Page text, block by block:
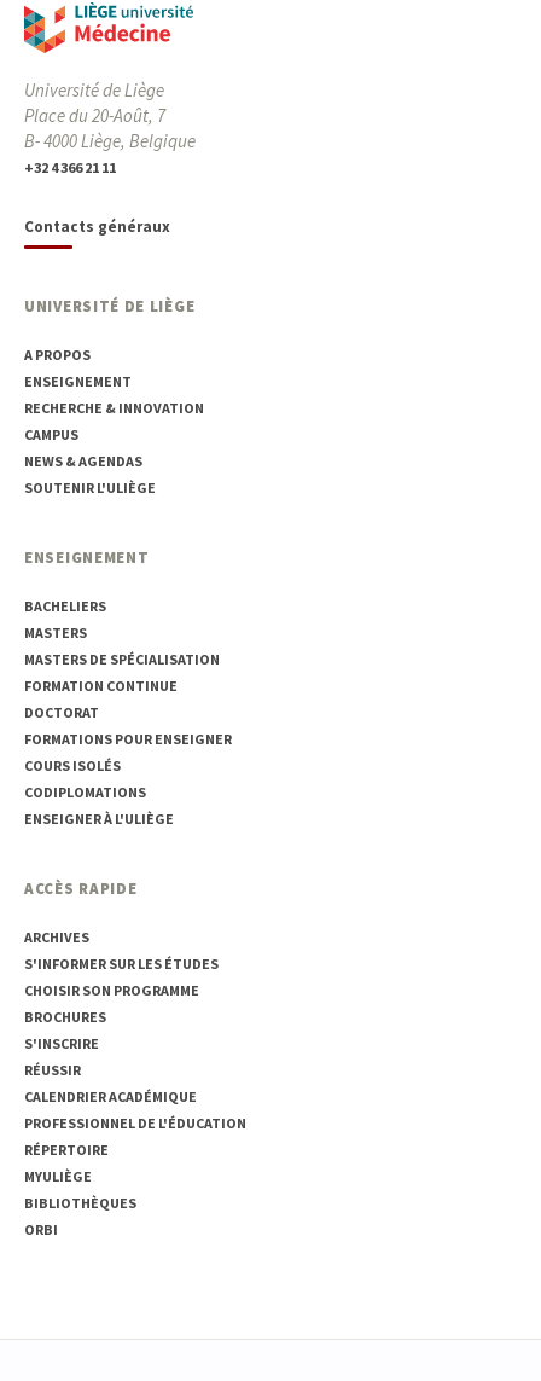
Université de Liège
Place du 20-Août, 7
B- 4000 Liège, Belgique
+32 4 366 21 11
Contacts généraux
UNIVERSITÉ DE LIÈGE
A PROPOS
ENSEIGNEMENT
RECHERCHE & INNOVATION
CAMPUS
NEWS & AGENDAS
SOUTENIR L'ULIÈGE
ENSEIGNEMENT
BACHELIERS
MASTERS
MASTERS DE SPÉCIALISATION
FORMATION CONTINUE
DOCTORAT
FORMATIONS POUR ENSEIGNER
COURS ISOLÉS
CODIPLOMATIONS
ENSEIGNER À L'ULIÈGE
ACCÈS RAPIDE
ARCHIVES
S'INFORMER SUR LES ÉTUDES
CHOISIR SON PROGRAMME
BROCHURES
S'INSCRIRE
RÉUSSIR
CALENDRIER ACADÉMIQUE
PROFESSIONNEL DE L'ÉDUCATION
RÉPERTOIRE
MYULIÈGE
BIBLIOTHÈQUES
ORBI